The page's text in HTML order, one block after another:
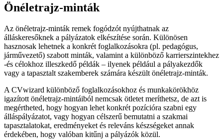
Önéletrajz-minták
Az önéletrajz-minták remek fogódzót nyújthatnak az
álláskeresőknek a pályázatok elkészítése során. Különösen
hasznosak lehetnek a konkrét foglalkozásokra (pl. pedagógus,
járművezető) szabott minták, valamint a különböző karrierszintekhez
-és célokhoz illeszkedő példák – ilyenek például a pályakezdők
vagy a tapasztalt szakemberek számára készült önéletrajz-minták.
A CVwizard különböző foglalkozásokhoz és munkakörökhöz
igazított önéletrajz-mintáiból nemcsak ötletet meríthetsz, de azt is
megértheted, hogy hogyan lehet konkrét pozícióra szabni egy
álláspályázatot, vagy hogyan célszerű bemutatni a szakmai
tapasztalatokat, eredményeket és releváns készségeket annak
érdekében, hogy valóban kitűnj a pályázók közül.